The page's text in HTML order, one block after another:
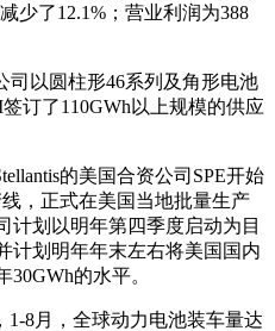
少了12.1%；营业利润为388
司以圆柱形46系列及角形电池
订了110GWh以上规模的供应
的美国合资公司SPE开始
，正式在美国当地批量生产
计划以明年第四季度启动为目
计划明年年末左右将美国国内
的水平。
1-8月，全球动力电池装车量达